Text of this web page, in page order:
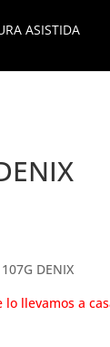
ASISTIDA
DENIX
llevamos a